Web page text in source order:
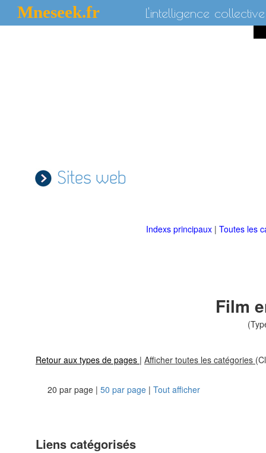
Mneseek.fr L'intelligence collective
Sites web
Indexs principaux | Toutes les
Film
Retour aux types de pages | Afficher toutes les catégories
20 par page | 50 par page | Tout afficher
Liens catégorisés